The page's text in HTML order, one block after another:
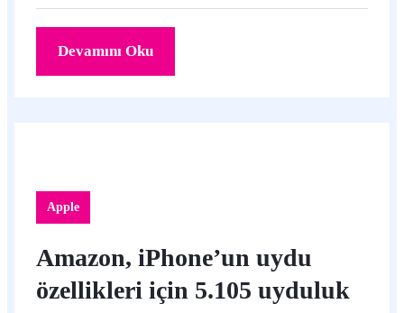
Devamını Oku
Apple
Amazon, iPhone’un uydu
özellikleri için 5.105 uyduluk